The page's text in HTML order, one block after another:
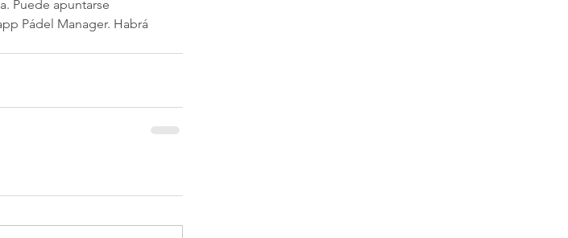
Puede apuntarse
Pádel Manager. Habrá